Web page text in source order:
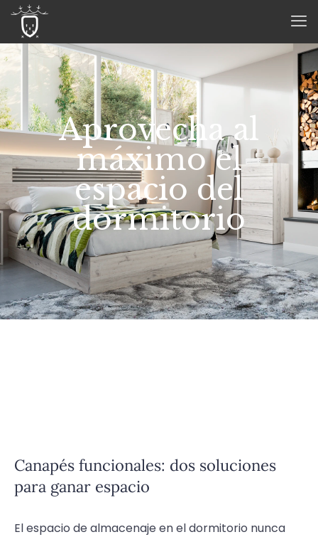
Aprovecha al
máximo el
espacio del
dormitorio
Canapés funcionales: dos soluciones
para ganar espacio
El espacio de almacenaje en el dormitorio nunca